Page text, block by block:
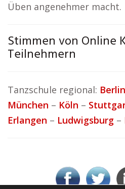
Üben angenehmer macht.
Stimmen von Online
Teilnehmern
Tanzschule regional: Berlin
München – Köln –
Erlangen – Ludwigsburg –